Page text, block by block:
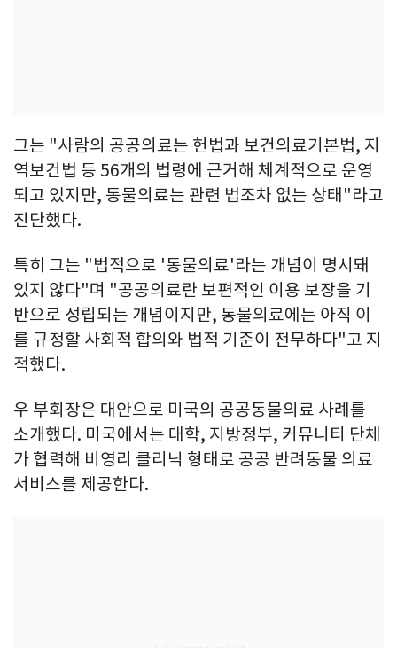
그는 "사람의 공공의료는 헌법과 보건의료기본법, 지
역보건법 등 56개의 법령에 근거해 체계적으로 운영
되고 있지만, 동물의료는 관련 법조차 없는 상태"라고
진단했다.
특히 그는 "법적으로 '동물의료'라는 개념이 명시돼
있지 않다"며 "공공의료란 보편적인 이용 보장을 기
반으로 성립되는 개념이지만, 동물의료에는 아직 이
를 규정할 사회적 합의와 법적 기준이 전무하다"고 지
적했다.
우 부회장은 대안으로 미국의 공공동물의료 사례를
소개했다. 미국에서는 대학, 지방정부, 커뮤니티 단체
가 협력해 비영리 클리닉 형태로 공공 반려동물 의료
서비스를 제공한다.